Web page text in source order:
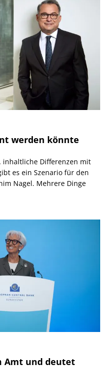
werden könnte
inhaltliche Differenzen mit
es ein Szenario für den
Nagel. Mehrere Dinge
Amt und deutet